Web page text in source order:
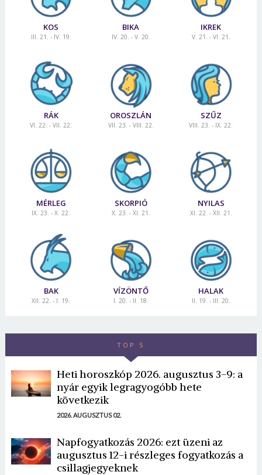
KOS
III. 21. - IV. 19.
BIKA
IV. 20. - V. 20.
IKREK
V. 21. - VI. 21.
RÁK
VI. 22. - VII. 22.
OROSZLÁN
VII. 23. - VIII. 22.
SZŰZ
VIII. 23. - IX. 22.
MÉRLEG
IX. 23. - X. 22.
SKORPIÓ
X. 23. - XI. 21.
NYILAS
XI. 22. - XII. 21.
BAK
XII. 22. - I. 19.
VÍZÖNTŐ
I. 20. - II. 18.
HALAK
II. 19. - III. 20.
TOP 5
Heti horoszkóp 2026. augusztus 3-9: a
nyár egyik legragyogóbb hete
következik
2026. AUGUSZTUS 02.
Napfogyatkozás 2026: ezt üzeni az
augusztus 12-i részleges fogyatkozás a
csillagjegyeknek